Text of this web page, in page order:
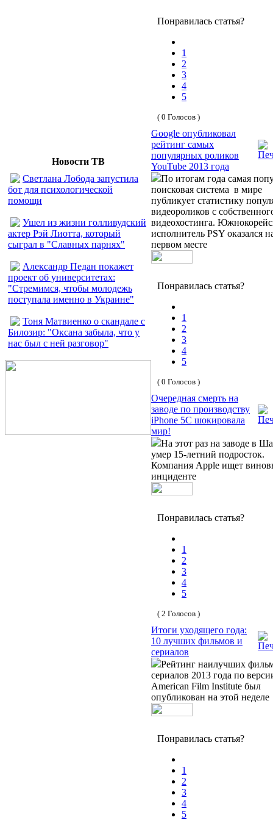
Новости ТВ
Светлана Лобода запустила
бот для психологической
помощи
Ушел из жизни голливудский
актер Рэй Лиотта, который
сыграл в "Славных парнях"
Александр Педан покажет
проект об университетах:
"Стремимся, чтобы молодежь
поступала именно в Украине"
Тоня Матвиенко о скандале с
Билозир: "Оксана забыла, что у
нас был с ней разговор"
Понравилась статья?
1
2
3
4
5
( 0 Голосов )
Google опубликовал
рейтинг самых
популярных роликов
YouTube 2013 года
По итогам года самая
поисковая система в мире
публикует статистику
видеороликов с
видеохостинга.
исполнитель PSY оказался
первом месте
Понравилась статья?
1
2
3
4
5
( 0 Голосов )
Очередная смерть на
заводе по производству
iPhone 5C шокировала
мир!
На этот раз на заводе в
умер 15-летний подросток.
Компания Apple ищет
инциденте
Понравилась статья?
1
2
3
4
5
( 2 Голосов )
Итоги уходящего года:
10 лучших фильмов и
сериалов
Рейтинг наилучших
сериалов 2013 года по
American Film Institute был
опубликован на этой неделе
Понравилась статья?
1
2
3
4
5